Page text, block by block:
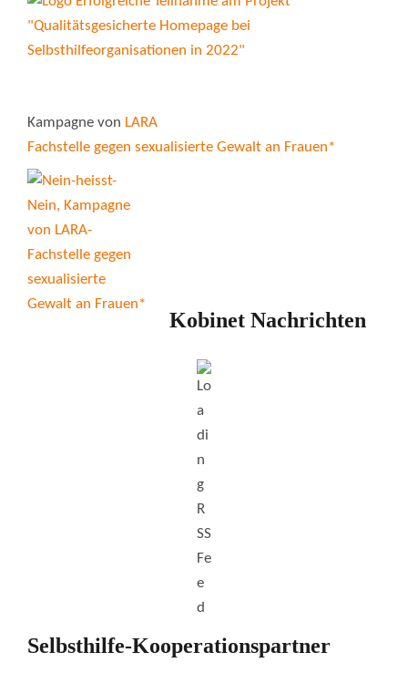
Kampagne von LARA
Fachstelle gegen sexualisierte Gewalt an Frauen*
Kobinet Nachrichten
Selbsthilfe-Kooperationspartner